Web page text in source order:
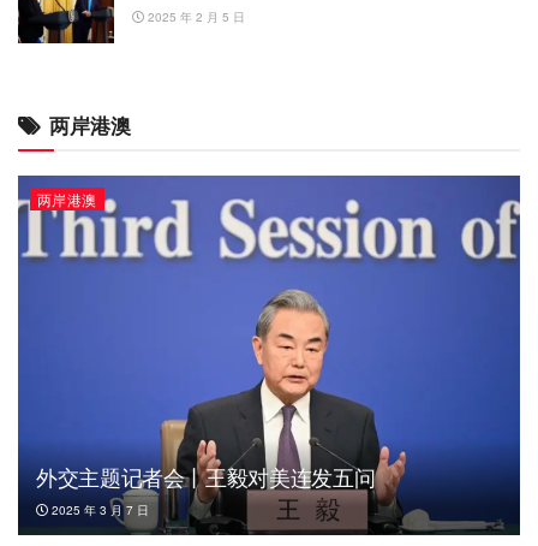
2025 年 2 月 5 日
两岸港澳
两岸港澳
外交主题记者会丨王毅对美连发五问
2025 年 3 月 7 日